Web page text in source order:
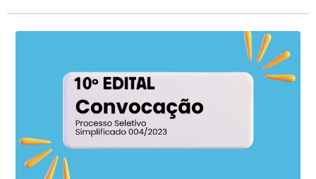
O Município de Divino de São Lourenço, por intermédio da
Secretaria Municipal de Cultura, DIVULGA a lista de aprovados
nos EDITAL MUNICIPAL 01/2024 PARA FOMENTO À PRODUÇÕES
AUDIOVISUAIS.